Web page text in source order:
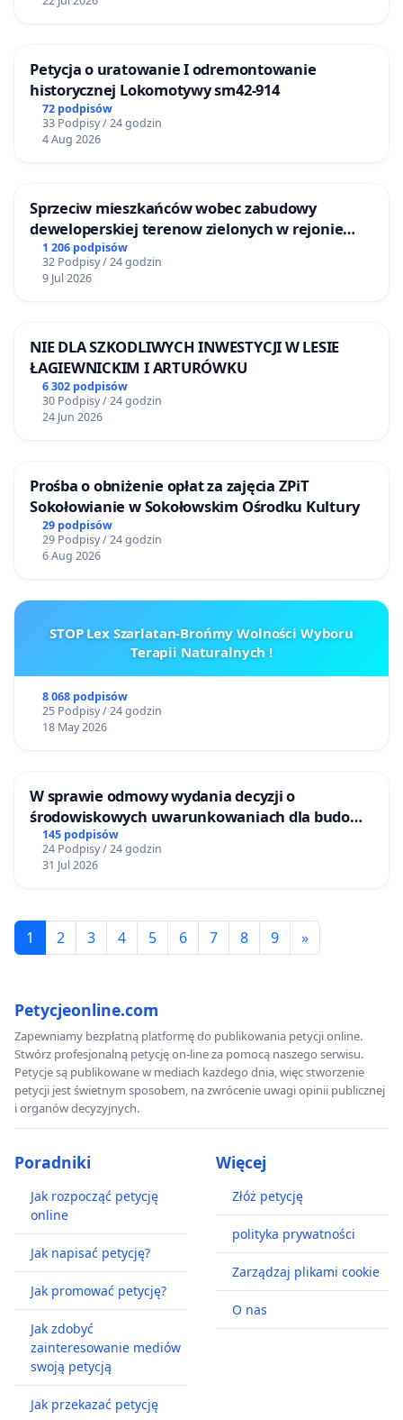
Petycja o uratowanie I odremontowanie
historycznej Lokomotywy sm42-914
72 podpisów
33 Podpisy / 24 godzin
4 Aug 2026
Sprzeciw mieszkańców wobec zabudowy
deweloperskiej terenow zielonych w rejonie
Bulwarów Straceńskich w Bielsku-Białej
1 206 podpisów
32 Podpisy / 24 godzin
9 Jul 2026
NIE DLA SZKODLIWYCH INWESTYCJI W LESIE
ŁAGIEWNICKIM I ARTURÓWKU
6 302 podpisów
30 Podpisy / 24 godzin
24 Jun 2026
Prośba o obniżenie opłat za zajęcia ZPiT
Sokołowianie w Sokołowskim Ośrodku Kultury
29 podpisów
29 Podpisy / 24 godzin
6 Aug 2026
STOP Lex Szarlatan-Brońmy Wolności Wyboru
Terapii Naturalnych !
8 068 podpisów
25 Podpisy / 24 godzin
18 May 2026
W sprawie odmowy wydania decyzji o
środowiskowych uwarunkowaniach dla budowy
zakładu wytwarzania biometanu „Krynki” w
Ostrowiu Południowym oraz ochrony
mieszkańców i Puszczy Knyszyńskiej
145 podpisów
24 Podpisy / 24 godzin
31 Jul 2026
1 2 3 4 5 6 7 8 9 »
Petycjeonline.com
Zapewniamy bezpłatną platformę do publikowania petycji online.
Stwórz profesjonalną petycję on-line za pomocą naszego serwisu.
Petycje są publikowane w mediach każdego dnia, więc stworzenie
petycji jest świetnym sposobem, na zwrócenie uwagi opinii publicznej
i organów decyzyjnych.
Poradniki
Jak rozpocząć petycję
online
Jak napisać petycję?
Jak promować petycję?
Jak zdobyć
zainteresowanie mediów
swoją petycją
Jak przekazać petycję
Więcej
Złóż petycję
polityka prywatności
Zarządzaj plikami cookie
O nas